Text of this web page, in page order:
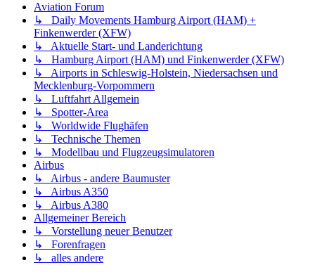
Aviation Forum
↳ Daily Movements Hamburg Airport (HAM) +
Finkenwerder (XFW)
↳ Aktuelle Start- und Landerichtung
↳ Hamburg Airport (HAM) und Finkenwerder (XFW)
↳ Airports in Schleswig-Holstein, Niedersachsen und
Mecklenburg-Vorpommern
↳ Luftfahrt Allgemein
↳ Spotter-Area
↳ Worldwide Flughäfen
↳ Technische Themen
↳ Modellbau und Flugzeugsimulatoren
Airbus
↳ Airbus - andere Baumuster
↳ Airbus A350
↳ Airbus A380
Allgemeiner Bereich
↳ Vorstellung neuer Benutzer
↳ Forenfragen
↳ alles andere